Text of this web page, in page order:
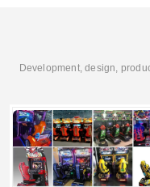
Development, design,